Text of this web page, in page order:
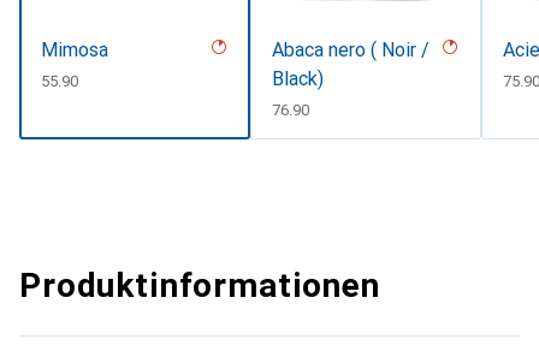
Mimosa
CHF
55.90
Abaca nero ( Noir /
Black)
CHF
76.90
CHF
Produktinformationen